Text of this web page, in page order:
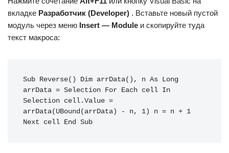
вкладке Разработчик (Developer) . Вставьте новый пустой
модуль через меню Insert — Module и скопируйте туда
текст макроса:
Sub Reverse() Dim arrData(), n As Long
arrData = Selection For Each cell In
Selection cell.Value =
arrData(UBound(arrData) - n, 1) n = n + 1
Next cell End Sub